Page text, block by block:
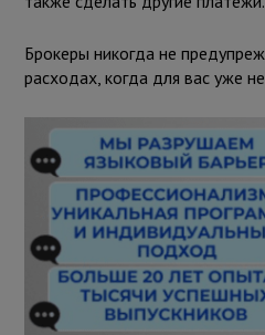
Брокеры никогда не
расходах, когда для вас уже